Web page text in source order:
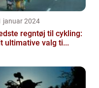
januar 2024
regntøj til cykling:
ultimative valg ti...